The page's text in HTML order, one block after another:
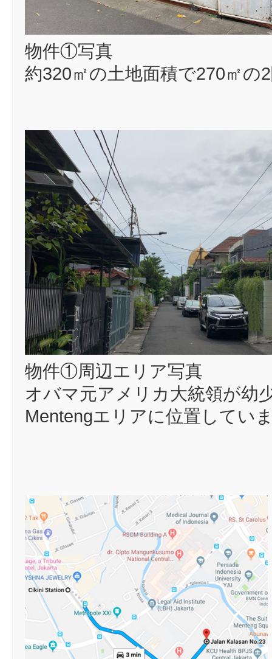
物件①写真
約320㎡の土地面積で270㎡の
物件①周辺エリア写真
オバマ元アメリカ大統領が幼
Mentengエリアに位置してい